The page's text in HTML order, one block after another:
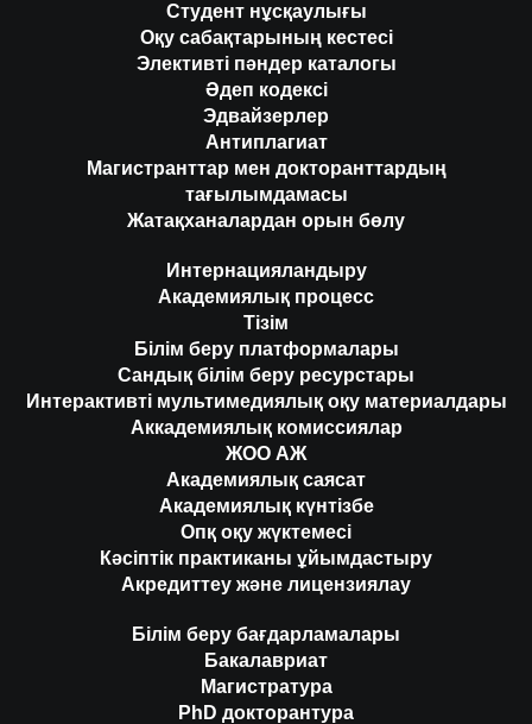
Студент нұсқаулығы
Оқу сабақтарының кестесі
Элективті пәндер каталогы
Әдеп кодексі
Эдвайзерлер
Антиплагиат
Магистранттар мен докторанттардың
тағылымдамасы
Жатақханалардан орын бөлу
Интернацияландыру
Академиялық процесс
Тізім
Білім беру платформалары
Сандық білім беру ресурстары
Интерактивті мультимедиялық оқу материалдары
Аккадемиялық комиссиялар
ЖОО АЖ
Академиялық саясат
Академиялық күнтізбе
Опқ оқу жүктемесі
Кәсіптік практиканы ұйымдастыру
Акредиттеу және лицензиялау
Білім беру бағдарламалары
Бакалавриат
Магистратура
PhD докторантура